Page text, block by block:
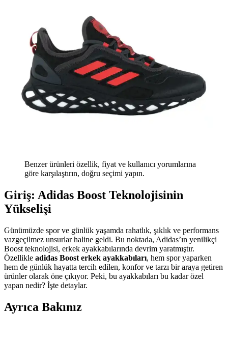
Benzer ürünleri özellik, fiyat ve kullanıcı yorumlarına
göre karşılaştırın, doğru seçimi yapın.
Giriş: Adidas Boost Teknolojisinin
Yükselişi
Günümüzde spor ve günlük yaşamda rahatlık, şıklık ve performans
vazgeçilmez unsurlar haline geldi. Bu noktada, Adidas’ın yenilikçi
Boost teknolojisi, erkek ayakkabılarında devrim yaratmıştır.
Özellikle adidas Boost erkek ayakkabıları, hem spor yaparken
hem de günlük hayatta tercih edilen, konfor ve tarzı bir araya getiren
ürünler olarak öne çıkıyor. Peki, bu ayakkabıları bu kadar özel
yapan nedir? İşte detaylar.
Ayrıca Bakınız